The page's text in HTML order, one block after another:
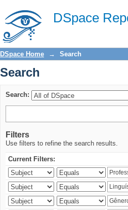
DSpace
Search
DSpace Home → Search
Search
Search:
Filters
Use filters to refine the search results.
Current Filters: